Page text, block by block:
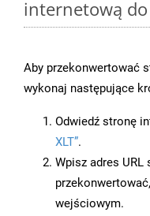
internetową
Aby przekonwertować
wykonaj następujące
Odwiedź stronę
XLT”.
Wpisz adres
wejściowym.